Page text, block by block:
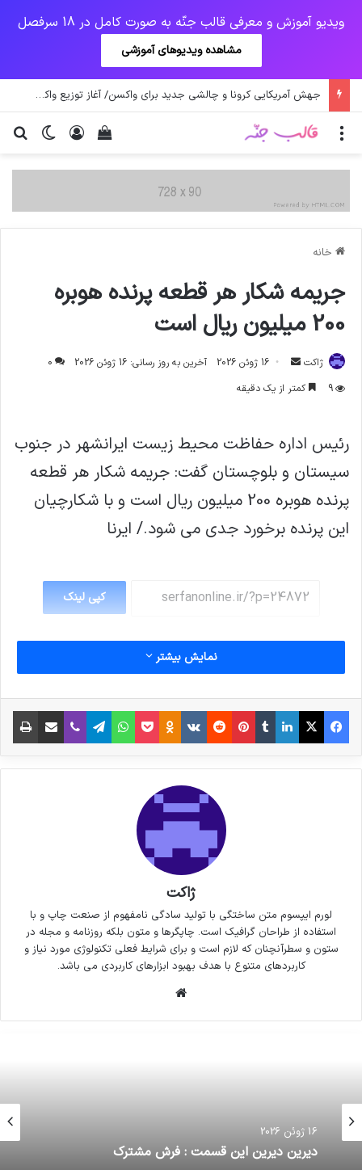
ویدیو آموزش و معرفی قالب جنّه به صورت کامل در 18 سرفصل
مشاهده ویدیوهای آموزشی
یک‌چهارم مرگ‌های روزانه کرونا در خوزستان / نگرانی از گسترش ویروس انگلیسی در تهران
تغییر ورود
دیدن سبد خرید منو
خانه
جریمه شکار هر قطعه پرنده هوبره
200 میلیون ریال است
ژاکت
ارسال
ایمیل
16 ژوئن 2026 آخرین به روز رسانی: 16 ژوئن 2026
0
9
کمتر از یک دقیقه
رئیس اداره حفاظت محیط زیست ایرانشهر در جنوب
سیستان و بلوچستان گفت: جریمه شکار هر قطعه
پرنده هوبره 200 میلیون ریال است و با شکارچیان
این پرنده برخورد جدی می شود./ ایرنا
کپی لینک
نمایش بیشتر
فیس بوک X لینکدین
‫تامبلر‫پین‌ترست
‫رددیت‫VKontakte
‫Odnoklassniki
پاکتواتس آپ تلگراموایبر اشتراک گذاری از طریق ایمیل
ژاکت
لورم ایپسوم متن ساختگی با تولید سادگی نامفهوم از صنعت چاپ و با
استفاده از طراحان گرافیک است. چاپگرها و متون بلکه روزنامه و مجله در
ستون و سطرآنچنان که لازم است و برای شرایط فعلی تکنولوژی مورد نیاز و
کاربردهای متنوع با هدف بهبود ابزارهای کاربردی می باشد.
16 ژوئن 2026
دیرین دیرین این قسمت : فرش مشترک